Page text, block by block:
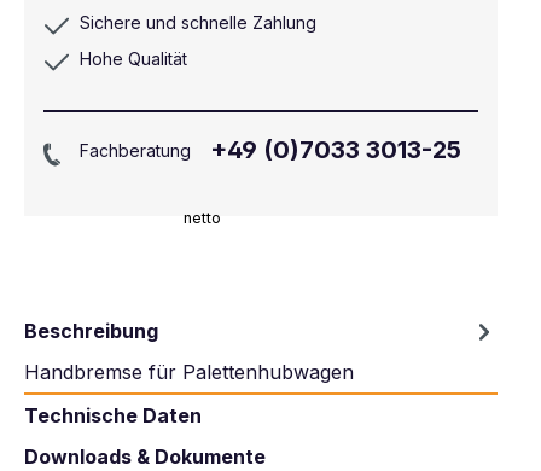
netto
Sichere und schnelle Zahlung
Hohe Qualität
Fachberatung +49 (0)7033 3013-25
Beschreibung
Handbremse für Palettenhubwagen
Technische Daten
Downloads & Dokumente